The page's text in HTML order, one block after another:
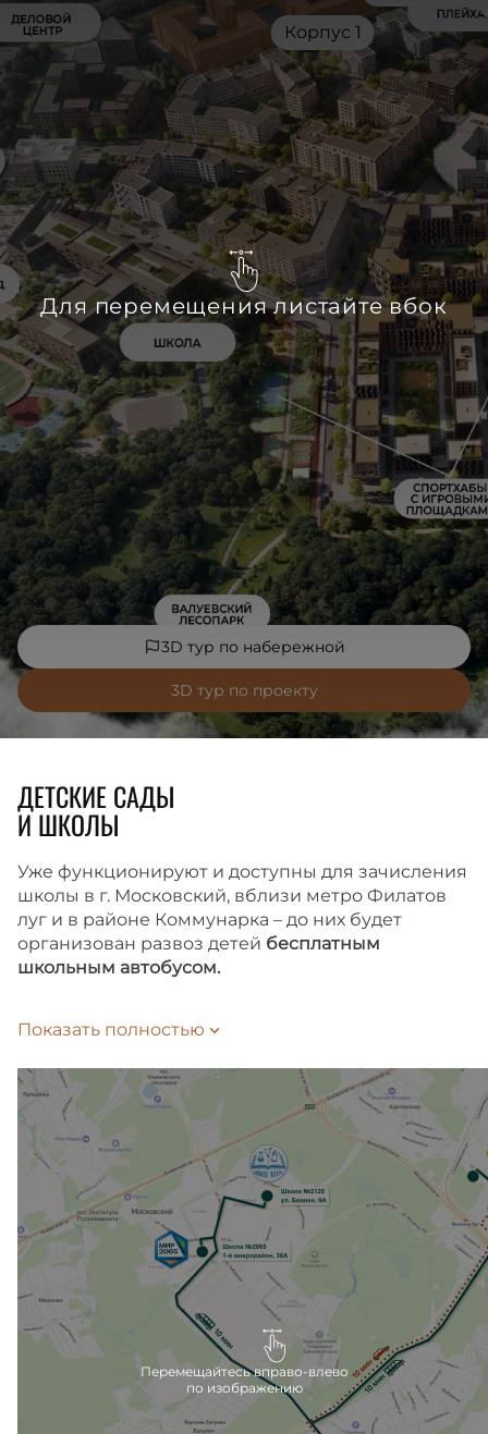
Корпус 1
3D тур по проекту
3D тур по набережной
Для перемещения листайте вбок
ДЕТСКИЕ САДЫ
И ШКОЛЫ
Уже функционируют и доступны для зачисления
школы в г. Московский, вблизи метро Филатов
луг и в районе Коммунарка – до них будет
организован развоз детей бесплатным
школьным автобусом.
на автобусе-шаттле, в зависимости
от выбранного маршрута. Подать заявление
на зачисление ребенка в школу можно
на Госуслугах.
Внутри жилого комплекса также запланированы
школа и детский сад, которые откроются сразу
после сдачи второй очереди.
Ближайшие детские сады расположены в 10
минутах езды на машине, вблизи метро Филатов
луг.
Показать полностью
Перемещайтесь вправо-влево
по изображению